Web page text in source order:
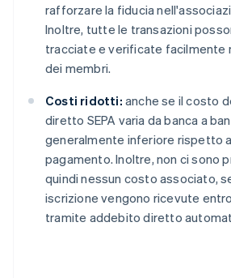
rafforzare la fiducia
Inoltre, tutte le transazioni
tracciate e verificate facilmente
dei membri.
Costi ridotti: anche se il costo
diretto SEPA varia da banca a
generalmente inferiore rispetto
pagamento. Inoltre, non ci sono
quindi nessun costo associato,
iscrizione vengono ricevute
tramite addebito diretto